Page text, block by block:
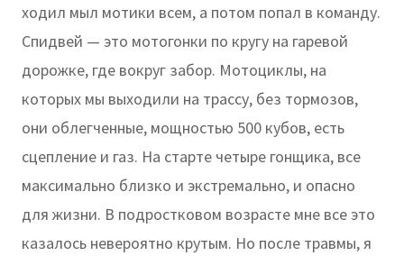
ходил мыл мотики всем, а потом попал в команду.
Спидвей — это мотогонки по кругу на гаревой
дорожке, где вокруг забор. Мотоциклы, на
которых мы выходили на трассу, без тормозов,
они облегченные, мощностью 500 кубов, есть
сцепление и газ. На старте четыре гонщика, все
максимально близко и экстремально, и опасно
для жизни. В подростковом возрасте мне все это
казалось невероятно крутым. Но после травмы, я